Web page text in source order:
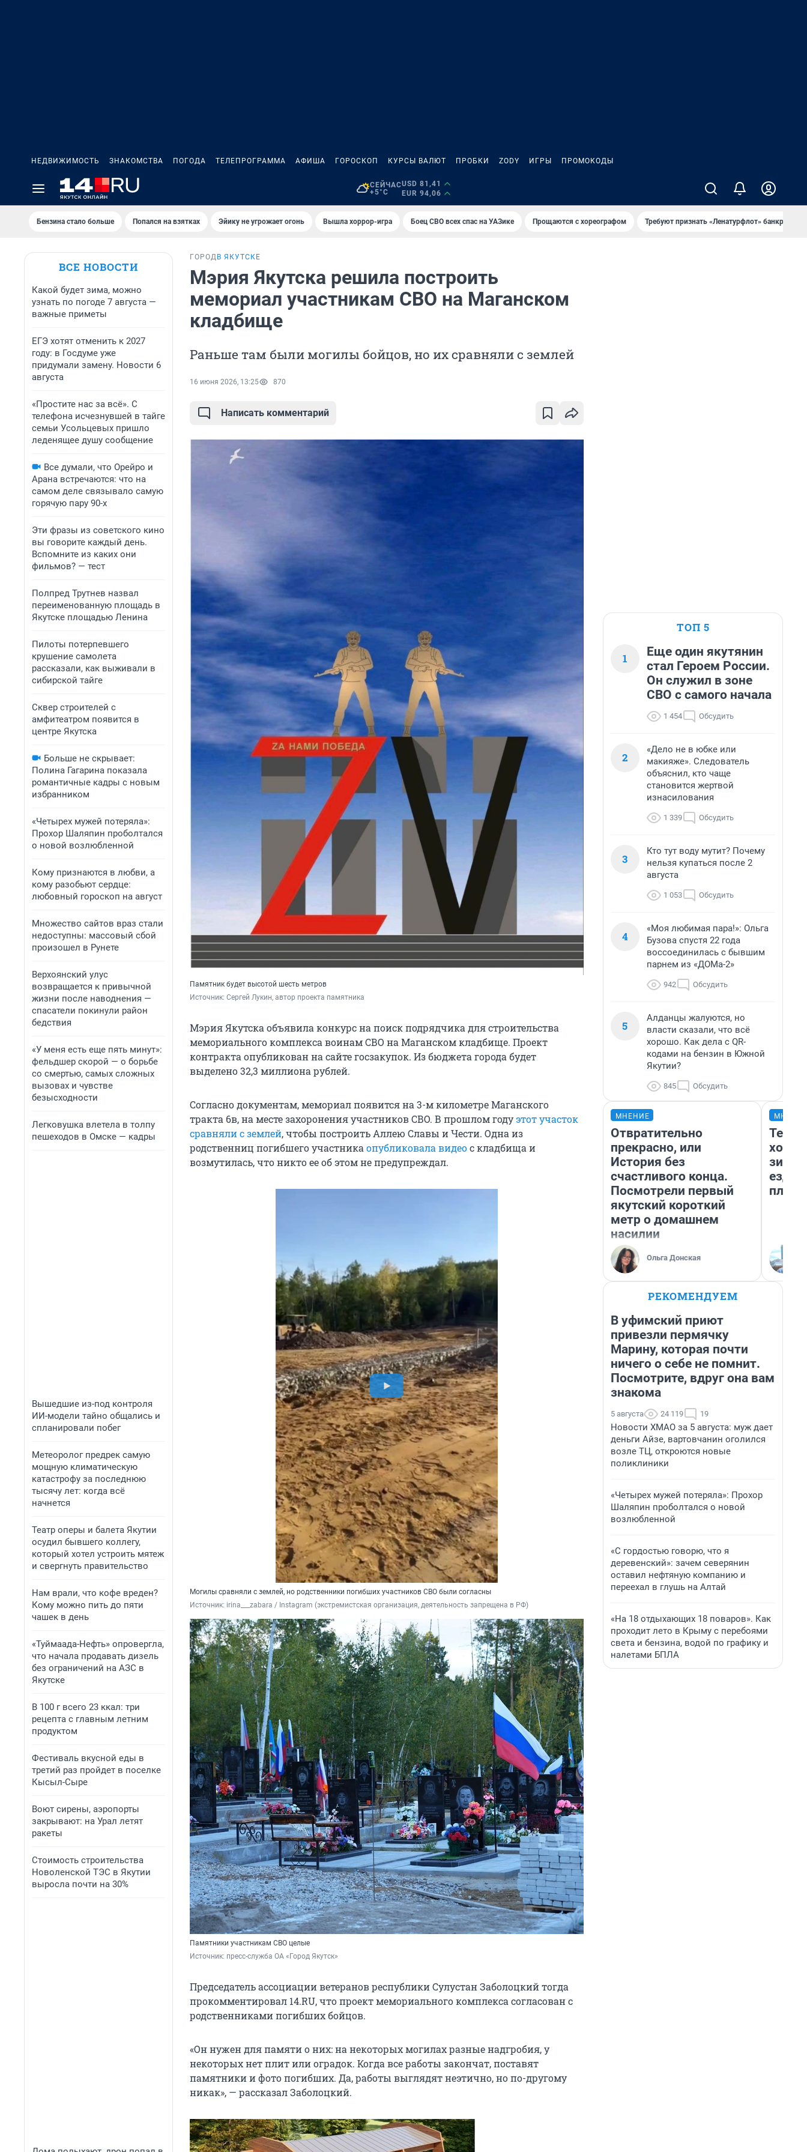
НЕДВИЖИМОСТЬ ЗНАКОМСТВА ПОГОДА ТЕЛЕПРОГРАММА АФИША ГОРОСКОП КУРСЫ ВАЛЮТ ПРОБКИ ZODY ИГРЫ ПРОМОКОДЫ
СЕЙЧАС
+5°C
USD 81,41
EUR 94,06
Бензина стало больше Попался на взятках Эйику не угрожает огонь Вышла хоррор-игра Боец СВО всех спас на УАЗике Прощаются с хореографом Требуют признать «Ленатурфлот» банкротом
ВСЕ НОВОСТИ
Какой будет зима, можно
узнать по погоде 7 августа —
важные приметы
ЕГЭ хотят отменить к 2027
году: в Госдуме уже
придумали замену. Новости 6
августа
«Простите нас за всё». С
телефона исчезнувшей в тайге
семьи Усольцевых пришло
леденящее душу сообщение
Все думали, что Орейро и
Арана встречаются: что на
самом деле связывало самую
горячую пару 90-х
Эти фразы из советского кино
вы говорите каждый день.
Вспомните из каких они
фильмов? — тест
Полпред Трутнев назвал
переименованную площадь в
Якутске площадью Ленина
Пилоты потерпевшего
крушение самолета
рассказали, как выживали в
сибирской тайге
Сквер строителей с
амфитеатром появится в
центре Якутска
Больше не скрывает:
Полина Гагарина показала
романтичные кадры с новым
избранником
«Четырех мужей потеряла»:
Прохор Шаляпин проболтался
о новой возлюбленной
Кому признаются в любви, а
кому разобьют сердце:
любовный гороскоп на август
Множество сайтов враз стали
недоступны: массовый сбой
произошел в Рунете
Верхоянский улус
возвращается к привычной
жизни после наводнения —
спасатели покинули район
бедствия
«У меня есть еще пять минут»:
фельдшер скорой — о борьбе
со смертью, самых сложных
вызовах и чувстве
безысходности
Легковушка влетела в толпу
пешеходов в Омске — кадры
Вышедшие из-под контроля
ИИ-модели тайно общались и
спланировали побег
Метеоролог предрек самую
мощную климатическую
катастрофу за последнюю
тысячу лет: когда всё
начнется
Театр оперы и балета Якутии
осудил бывшего коллегу,
который хотел устроить мятеж
и свергнуть правительство
Нам врали, что кофе вреден?
Кому можно пить до пяти
чашек в день
«Туймаада-Нефть» опровергла,
что начала продавать дизель
без ограничений на АЗС в
Якутске
В 100 г всего 23 ккал: три
рецепта с главным летним
продуктом
Фестиваль вкусной еды в
третий раз пройдет в поселке
Кысыл-Сыре
Воют сирены, аэропорты
закрывают: на Урал летят
ракеты
Стоимость строительства
Новоленской ТЭС в Якутии
выросла почти на 30%
ГОРОД В ЯКУТСКЕ
Мэрия Якутска решила построить
мемориал участникам СВО на Маганском
кладбище
Раньше там были могилы бойцов, но их сравняли с землей
16 июня 2026, 13:25 870
Написать комментарий
Памятник будет высотой шесть метров
Источник: Сергей Лукин, автор проекта памятника
Мэрия Якутска объявила конкурс на поиск подрядчика для строительства
мемориального комплекса воинам СВО на Маганском кладбище. Проект
контракта опубликован на сайте госзакупок. Из бюджета города будет
выделено 32,3 миллиона рублей.
Согласно документам, мемориал появится на 3-м километре Маганского
тракта 6в, на месте захоронения участников СВО. В прошлом годуэтот участок
сравняли с землей, чтобы построить Аллею Славы и Чести. Одна из
родственниц погибшего участникаопубликовала видеос кладбища и
возмутилась, что никто ее об этом не предупреждал.
Могилы сравняли с землей, но родственники погибших участников СВО были согласны
Источник: irina___zabara / Instagram (экстремистская организация, деятельность запрещена в РФ)
Памятники участникам СВО целые
Источник: пресс-служба ОА «Город Якутск»
Председатель ассоциации ветеранов республики Сулустан Заболоцкий тогда
прокомментировал 14.RU, что проект мемориального комплекса согласован с
родственниками погибших бойцов.
«Он нужен для памяти о них: на некоторых могилах разные надгробия, у
некоторых нет плит или оградок. Когда все работы закончат, поставят
памятники и фото погибших. Да, работы выглядят неэтично, но по-другому
никак», — рассказал Заболоцкий.
ТОП 5
1
Еще один якутянин
стал Героем России.
Он служил в зоне
СВО с самого начала
1 454 Обсудить
2
«Дело не в юбке или
макияже». Следователь
объяснил, кто чаще
становится жертвой
изнасилования
1 339 Обсудить
3
Кто тут воду мутит? Почему
нельзя купаться после 2
августа
1 053 Обсудить
4
«Моя любимая пара!»: Ольга
Бузова спустя 22 года
воссоединилась с бывшим
парнем из «ДОМа-2»
942 Обсудить
5
Алданцы жалуются, но
власти сказали, что всё
хорошо. Как дела с QR-
кодами на бензин в Южной
Якутии?
845 Обсудить
МНЕНИЕ
Отвратительно
прекрасно, или
История без
счастливого конца.
Посмотрели первый
якутский короткий
метр о домашнем
насилии
Ольга Донская
ездит
РЕКОМЕНДУЕМ
В уфимский приют
привезли пермячку
Марину, которая почти
ничего о себе не помнит.
Посмотрите, вдруг она вам
знакома
5 августа 24 119 19
Новости ХМАО за 5 августа: муж дает
деньги Айзе, вартовчанин оголился
возле ТЦ, откроются новые
поликлиники
«Четырех мужей потеряла»: Прохор
Шаляпин проболтался о новой
возлюбленной
«С гордостью говорю, что я
деревенский»: зачем северянин
оставил нефтяную компанию и
переехал в глушь на Алтай
«На 18 отдыхающих 18 поваров». Как
проходит лето в Крыму с перебоями
света и бензина, водой по графику и
налетами БПЛА